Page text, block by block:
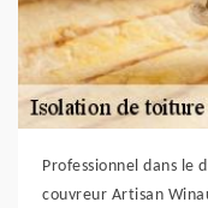
Professionnel dans le
couvreur Artisan